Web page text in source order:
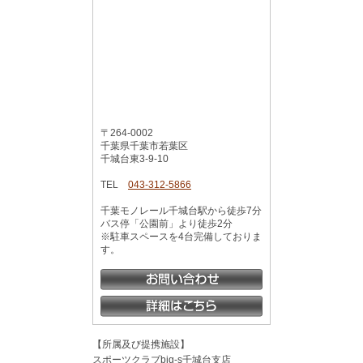
〒264-0002
千葉県千葉市若葉区
千城台東3-9-10
TEL 043-312-5866
千葉モノレール千城台駅から徒歩7分
バス停「公園前」より徒歩2分
※駐車スペースを4台完備しておりま
す。
【所属及び提携施設】
スポーツクラブbig-s千城台支店